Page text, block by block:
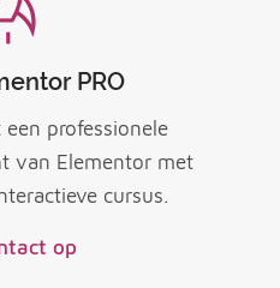
PRO
professionele
van Elementor met
cursus.
op